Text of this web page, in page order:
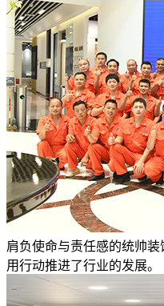
肩负使命与责任感的统帅装
用行动推进了行业的发展。